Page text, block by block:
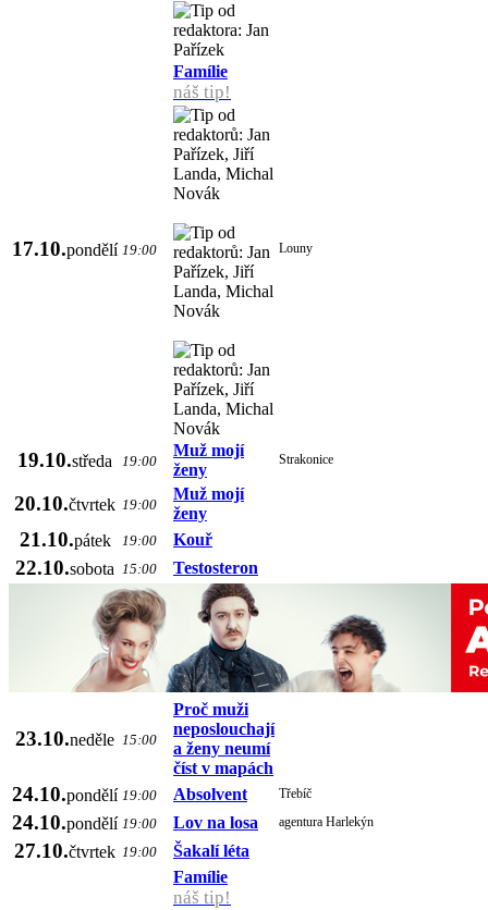
17.10.pondělí 19:00
Famílie
náš tip!
Louny
19.10.středa 19:00
Muž mojí
ženy
Strakonice
20.10.čtvrtek 19:00
Muž mojí
ženy
21.10.pátek 19:00 Kouř
22.10.sobota 15:00 Testosteron
23.10.neděle 15:00
Proč muži
neposlouchají
a ženy neumí
číst v mapách
24.10.pondělí 19:00 Absolvent Třebíč
24.10.pondělí 19:00 Lov na losa agentura Harlekýn
27.10.čtvrtek 19:00 Šakalí léta
Famílie
náš tip!